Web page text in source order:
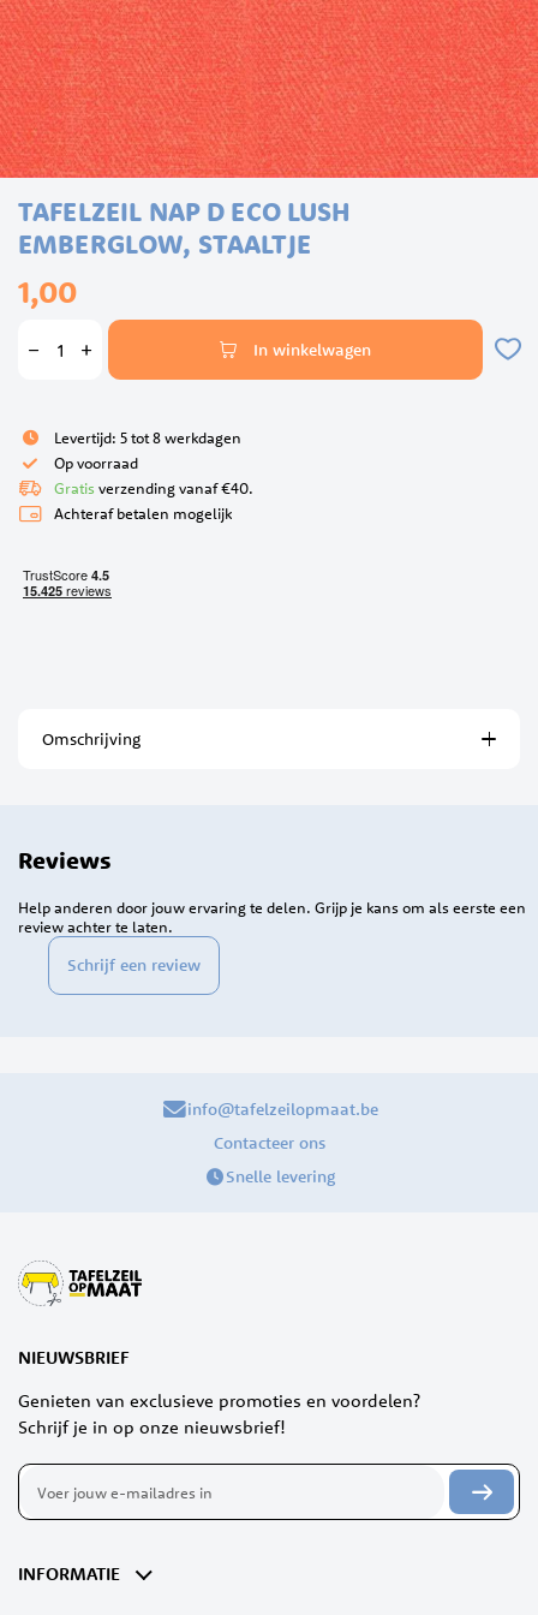
naar
het
begin
van
afbeeldingen-
gallerij
TAFELZEIL NAP D ECO LUSH
EMBERGLOW, STAALTJE
1,00
In winkelwagen
Levertijd: 5 tot 8 werkdagen
Op voorraad
Gratis verzending vanaf €40.
Achteraf betalen mogelijk
Omschrijving
Reviews
Schrijf een review
Help anderen door jouw ervaring te delen. Grijp je kans om als eerste een
review achter te laten.
info@tafelzeilopmaat.be
Contacteer ons
Snelle levering
NIEUWSBRIEF
Genieten van exclusieve promoties en voordelen?
Schrijf je in op onze nieuwsbrief!
Abonneer
op
nieuwsbrief
INFORMATIE